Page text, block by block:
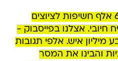
"בטוויטר אנחנו עם כ-600 אלף חשיפות לציוצים
חיובי. אצלנו בפייסבוק -
מיליון איש. אלפי תגובות
והבינו את המסר